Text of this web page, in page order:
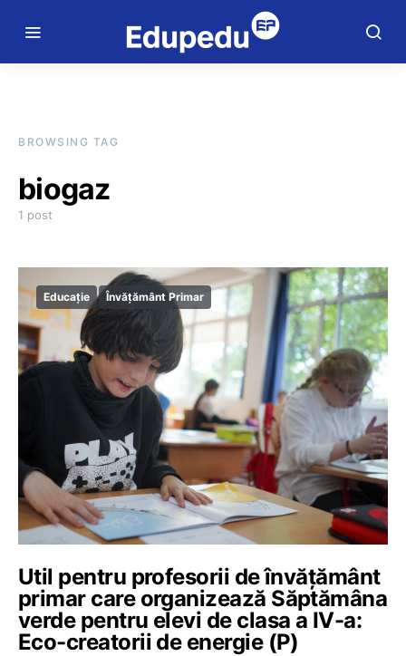
BROWSING TAG
biogaz
1 post
Educație Învățământ Primar
Util pentru profesorii de învățământ
primar care organizează Săptămâna
verde pentru elevi de clasa a IV-a:
Eco-creatorii de energie (P)